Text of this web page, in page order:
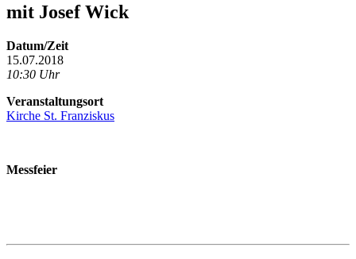
mit Josef Wick
Datum/Zeit
15.07.2018
10:30 Uhr
Veranstaltungsort
Kirche St. Franziskus
Messfeier